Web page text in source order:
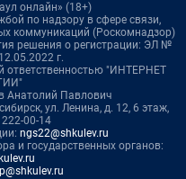
онлайн» (18+)
по надзору в сфере связи,
коммуникаций (Роскомнадзор)
решения о регистрации: ЭЛ №
г.
ответственностью "ИНТЕРНЕТ
Анатолий Павлович
ул. Ленина, д. 12, 6 этаж,
00-14
ngs22@shkulev.ru
и государственных органов: